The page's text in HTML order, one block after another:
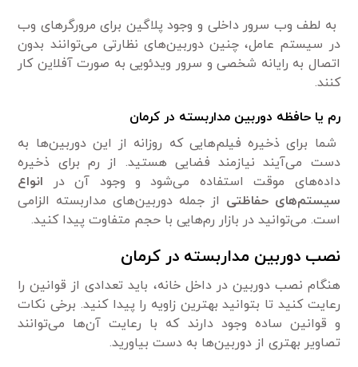
به لطف وب سرور داخلی و وجود پلاگین برای مرورگرهای وب
در سیستم عامل، چنین دوربین‌های نظارتی می‌توانند بدون
اتصال به رایانه شخصی و سرور ویدئویی به صورت آفلاین کار
کنند.
رم یا حافظه دوربین مداربسته در کرمان
شما برای ذخیره فیلم‌هایی که روزانه از این دوربین‌ها به
دست می‌آیند نیازمند فضایی هستید. از رم برای ذخیره
داده‌های موقت استفاده می‌شود و وجود آن در انواع
سیستم‌های حفاظتی از جمله دوربین‌های مداربسته الزامی
است. می‌توانید در بازار رم‌هایی با حجم متفاوت پیدا کنید.
نصب دوربین مداربسته در کرمان
هنگام نصب دوربین در داخل خانه، باید تعدادی از قوانین را
رعایت کنید تا بتوانید بهترین زاویه را پیدا کنید. برخی نکات
و قوانین ساده وجود دارند که با رعایت آن‌ها می‌توانند
تصاویر بهتری از دوربین‌ها به دست بیاورید.